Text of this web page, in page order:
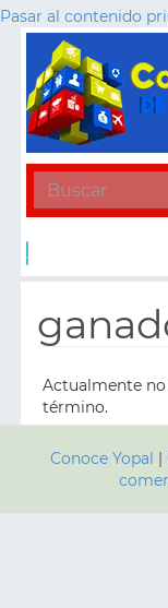
Pasar al contenido
Apply
Actualmente
término.
Conoce Yopal